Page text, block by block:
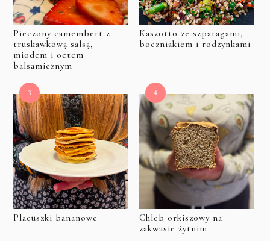
Pieczony camembert z
truskawkową salsą,
miodem i octem
balsamicznym
Kaszotto ze szparagami,
boczniakiem i rodzynkami
Placuszki bananowe
Chleb orkiszowy na
zakwasie żytnim